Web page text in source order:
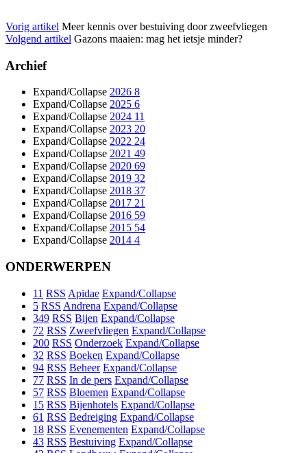
Vorig artikel Meer kennis over bestuiving door zweefvliegen
Volgend artikel Gazons maaien: mag het ietsje minder?
Archief
Expand/Collapse 2026 8
Expand/Collapse 2025 6
Expand/Collapse 2024 11
Expand/Collapse 2023 20
Expand/Collapse 2022 24
Expand/Collapse 2021 49
Expand/Collapse 2020 69
Expand/Collapse 2019 32
Expand/Collapse 2018 37
Expand/Collapse 2017 21
Expand/Collapse 2016 59
Expand/Collapse 2015 54
Expand/Collapse 2014 4
ONDERWERPEN
11 RSS Apidae Expand/Collapse
5 RSS Andrena Expand/Collapse
349 RSS Bijen Expand/Collapse
72 RSS Zweefvliegen Expand/Collapse
200 RSS Onderzoek Expand/Collapse
32 RSS Boeken Expand/Collapse
94 RSS Beheer Expand/Collapse
77 RSS In de pers Expand/Collapse
57 RSS Bloemen Expand/Collapse
15 RSS Bijenhotels Expand/Collapse
61 RSS Bedreiging Expand/Collapse
18 RSS Evenementen Expand/Collapse
43 RSS Bestuiving Expand/Collapse